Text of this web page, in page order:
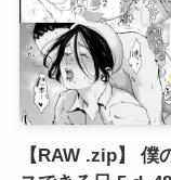
【RAW .zip】 僕